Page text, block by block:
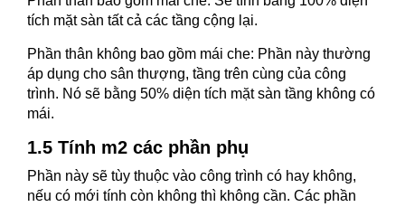
tích mặt sàn tất cả các tầng cộng lại.
Phần thân không bao gồm mái che: Phần này thường
áp dụng cho sân thượng, tầng trên cùng của công
trình. Nó sẽ bằng 50% diện tích mặt sàn tầng không có
mái.
1.5 Tính m2 các phần phụ
Phần này sẽ tùy thuộc vào công trình có hay không,
nếu có mới tính còn không thì không cần. Các phần